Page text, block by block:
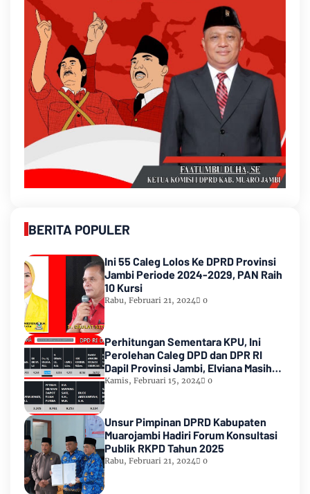
BERITA POPULER
Ini 55 Caleg Lolos Ke DPRD Provinsi
Jambi Periode 2024-2029, PAN Raih
10 Kursi
Rabu, Februari 21, 2024 0
Perhitungan Sementara KPU, Ini
Perolehan Caleg DPD dan DPR RI
Dapil Provinsi Jambi, Elviana Masih
Urutan Kedua Teratas
Kamis, Februari 15, 2024 0
Unsur Pimpinan DPRD Kabupaten
Muarojambi Hadiri Forum Konsultasi
Publik RKPD Tahun 2025
Rabu, Februari 21, 2024 0